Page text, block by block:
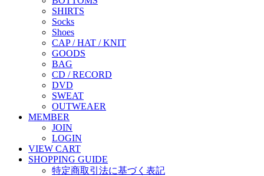
SHIRTS
Socks
Shoes
CAP / HAT / KNIT
GOODS
BAG
CD / RECORD
DVD
SWEAT
OUTWEAER
MEMBER
JOIN
LOGIN
VIEW CART
SHOPPING GUIDE
特定商取引法に基づく表記